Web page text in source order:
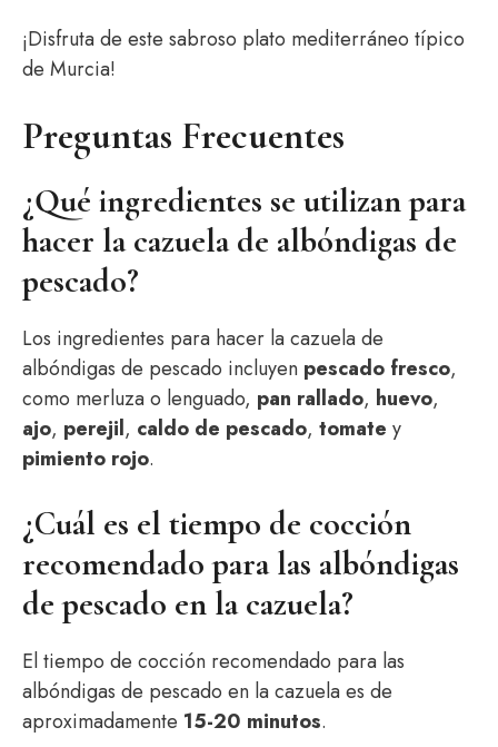
¡Disfruta de este sabroso plato mediterráneo típico
de Murcia!
Preguntas Frecuentes
¿Qué ingredientes se utilizan para
hacer la cazuela de albóndigas de
pescado?
Los ingredientes para hacer la cazuela de
albóndigas de pescado incluyen pescado fresco,
como merluza o lenguado, pan rallado, huevo,
ajo, perejil, caldo de pescado, tomate y
pimiento rojo.
¿Cuál es el tiempo de cocción
recomendado para las albóndigas
de pescado en la cazuela?
El tiempo de cocción recomendado para las
albóndigas de pescado en la cazuela es de
aproximadamente 15-20 minutos.